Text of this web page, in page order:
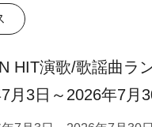
HIT演歌/歌謡曲ラ
7月3日～2026年7月